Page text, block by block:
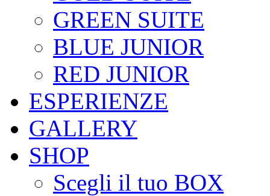
GREEN SUITE
BLUE JUNIOR
RED JUNIOR
ESPERIENZE
GALLERY
SHOP
Scegli il tuo BOX